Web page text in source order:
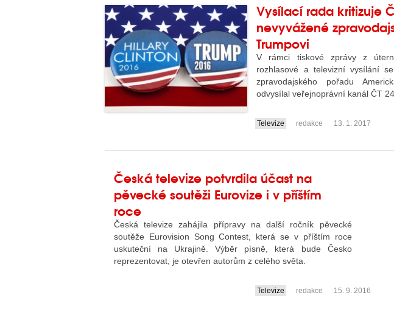
Vysílací rada kritizuje
nevyvážené
Trumpovi
V rámci tiskové zprávy z
rozhlasové a televizní vysílání
zpravodajského pořadu
odvysílal veřejnoprávní kanál ČT 24.
....
Televize redakce 13. 1. 2017
Česká televize potvrdila účast na
pěvecké soutěži Eurovize i v příštím
roce
Česká televize zahájila přípravy na další ročník pěvecké
soutěže Eurovision Song Contest, která se v příštím roce
uskuteční na Ukrajině. Výběr písně, která bude Česko
reprezentovat, je otevřen autorům z celého světa.
Televize redakce 15. 9. 2016